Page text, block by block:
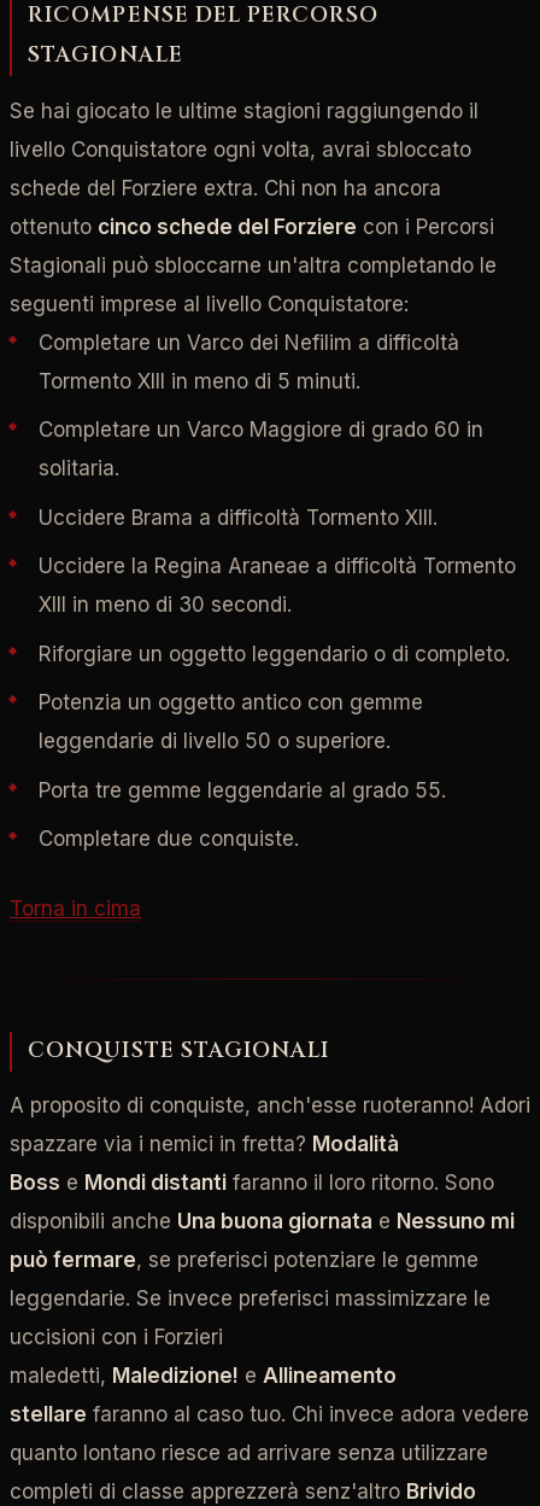
RICOMPENSE DEL PERCORSO
STAGIONALE
Se hai giocato le ultime stagioni raggiungendo il
livello Conquistatore ogni volta, avrai sbloccato
schede del Forziere extra. Chi non ha ancora
ottenuto cinco schede del Forziere con i Percorsi
Stagionali può sbloccarne un'altra completando le
seguenti imprese al livello Conquistatore:
Completare un Varco dei Nefilim a difficoltà
Tormento XIII in meno di 5 minuti.
Completare un Varco Maggiore di grado 60 in
solitaria.
Uccidere Brama a difficoltà Tormento XIII.
Uccidere la Regina Araneae a difficoltà Tormento
XIII in meno di 30 secondi.
Riforgiare un oggetto leggendario o di completo.
Potenzia un oggetto antico con gemme
leggendarie di livello 50 o superiore.
Porta tre gemme leggendarie al grado 55.
Completare due conquiste.
Torna in cima
CONQUISTE STAGIONALI
A proposito di conquiste, anch'esse ruoteranno! Adori
spazzare via i nemici in fretta? Modalità
Boss e Mondi distanti faranno il loro ritorno. Sono
disponibili anche Una buona giornata e Nessuno mi
può fermare, se preferisci potenziare le gemme
leggendarie. Se invece preferisci massimizzare le
uccisioni con i Forzieri
maledetti, Maledizione! e Allineamento
stellare faranno al caso tuo. Chi invece adora vedere
quanto lontano riesce ad arrivare senza utilizzare
completi di classe apprezzerà senz'altro Brivido